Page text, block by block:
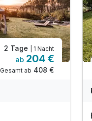
2 Tage | 1 Nacht
ab 204 €
Gesamt ab 408 €